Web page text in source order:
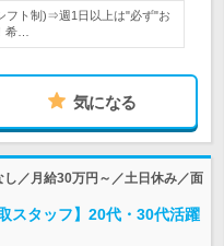
フト制)⇒週1日以上は"必ず"お
希…
気になる
／月給30万円～／土日休み／面
スタッフ】20代・30代活躍